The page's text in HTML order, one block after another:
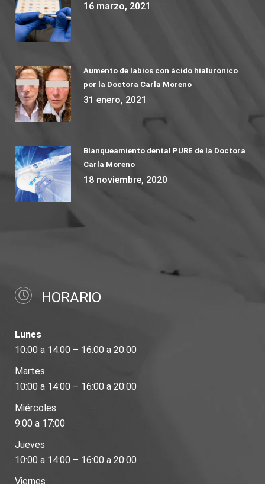
16 marzo, 2021
Aumento de labios con ácido hialurónico
por la Doctora Carla Moreno
31 enero, 2021
Blanqueamiento dental PURE de la Doctora
Carla Moreno
18 noviembre, 2020
HORARIO
Lunes
10:00 a 14:00 – 16:00 a 20:00
Martes
10:00 a 14:00 – 16:00 a 20:00
Miércoles
9:00 a 17:00
Jueves
10:00 a 14:00 – 16:00 a 20:00
Viernes